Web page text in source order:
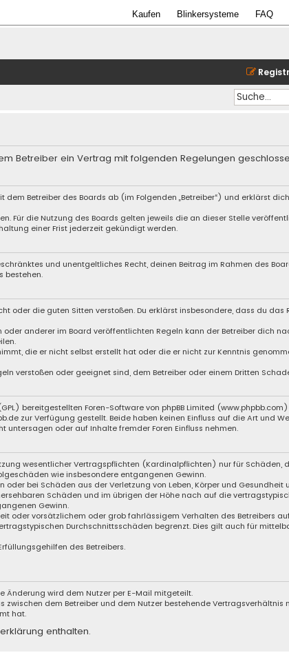
Kaufen Blinkersysteme FAQ
Betreiber ein Vertrag mit folgenden Regelungen
Betreiber des Boards ab (im Folgenden „Betreiber“) und erklärst
Für die Nutzung des Boards gelten jeweils die an dieser Stelle
einer Frist jederzeit gekündigt werden.
und unentgeltliches Recht, deinen Beitrag im Rahmen des
bestehen.
oder die guten Sitten verstoßen. Du erklärst insbesondere, dass du das
anderer im Board veröffentlichten Regeln kann der Betreiber dich
die er nicht selbst erstellt hat oder die er nicht zur Kenntnis
verstoßen oder geeignet sind, dem Betreiber oder einem Dritten
bereitgestellten Foren-Software von phpBB Limited
zur Verfügung gestellt. Beide haben keinen Einfluss auf die Art und
oder auf Inhalte fremder Foren Einfluss nehmen.
wesentlicher Vertragspflichten (Kardinalpflichten) nur für Schäden,
wie insbesondere entgangenen Gewinn.
bei Schäden aus der Verletzung von Leben, Körper und Gesundheit
Schäden und im übrigen der Höhe nach auf die
Gewinn.
oder vorsätzlichem oder grob fahrlässigem Verhalten des Betreibers
Durchschnittsschäden begrenzt. Dies gilt auch für
des Betreibers.
Änderung wird dem Nutzer per E-Mail mitgeteilt.
dem Betreiber und dem Nutzer bestehende Vertragsverhältnis
hat.
enthalten.